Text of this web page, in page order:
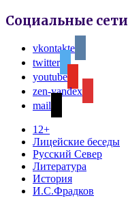
Социальные сети
vkontakte
twitter
youtube
zen-yandex
mail
12+
Лицейские беседы
Русский Север
Литература
История
И.С.Фрадков